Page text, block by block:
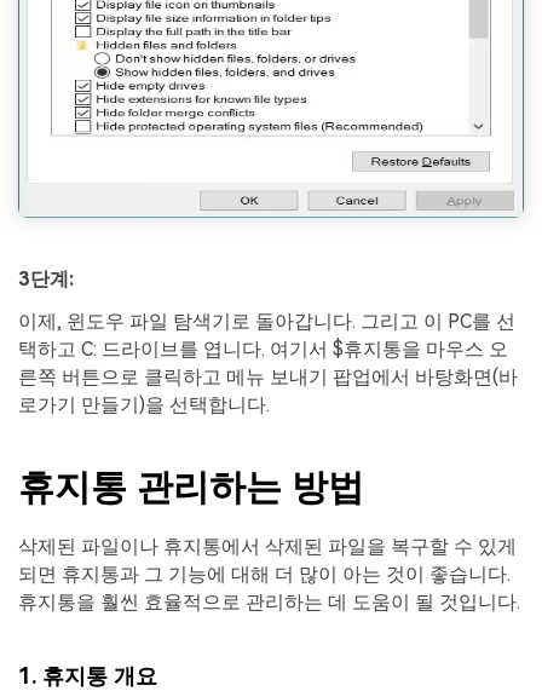
3단계:
이제, 윈도우 파일 탐색기로 돌아갑니다. 그리고 이 PC를 선
택하고 C: 드라이브를 엽니다. 여기서 $휴지통을 마우스 오
른쪽 버튼으로 클릭하고 메뉴 보내기 팝업에서 바탕화면(바
로가기 만들기)을 선택합니다.
휴지통 관리하는 방법
삭제된 파일이나 휴지통에서 삭제된 파일을 복구할 수 있게
되면 휴지통과 그 기능에 대해 더 많이 아는 것이 좋습니다.
휴지통을 훨씬 효율적으로 관리하는 데 도움이 될 것입니다.
1. 휴지통 개요